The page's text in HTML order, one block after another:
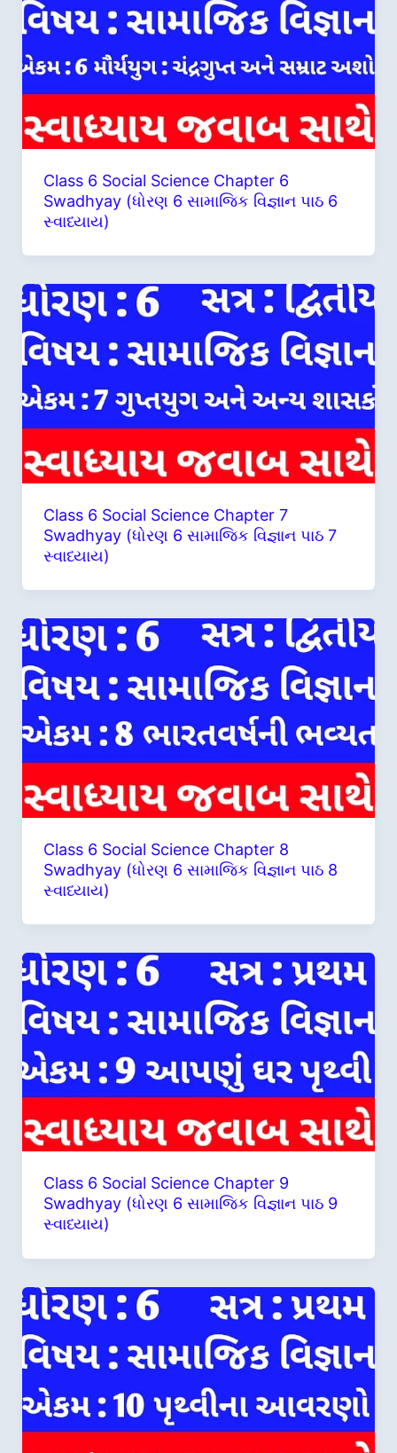
Class 6 Social Science Chapter 6
Swadhyay (ધોરણ 6 સામાજિક વિજ્ઞાન પાઠ 6
સ્વાધ્યાય)
Class 6 Social Science Chapter 7
Swadhyay (ધોરણ 6 સામાજિક વિજ્ઞાન પાઠ 7
સ્વાધ્યાય)
Class 6 Social Science Chapter 8
Swadhyay (ધોરણ 6 સામાજિક વિજ્ઞાન પાઠ 8
સ્વાધ્યાય)
Class 6 Social Science Chapter 9
Swadhyay (ધોરણ 6 સામાજિક વિજ્ઞાન પાઠ 9
સ્વાધ્યાય)